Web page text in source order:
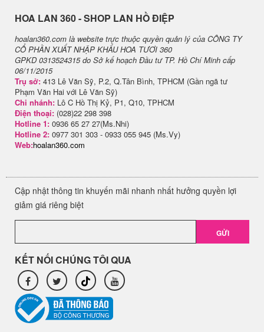
H​OA LAN 360 - SHOP LAN HỒ ĐIỆP
hoalan360.com là website trực thuộc quyền quản lý của CÔNG TY
CỔ PHẦN XUẤT NHẬP KHẨU HOA TƯƠI 360
GPKD 0313524315 do Sở kế hoạch Đầu tư TP. Hồ Chí Minh cấp
06/11/2015
Trụ sở: 413 Lê Văn Sỹ, P.2, Q.Tân Bình, TPHCM (Gần ngã tư
Phạm Văn Hai với Lê Văn Sỹ)
Chi nhánh: Lô C Hồ Thị Kỷ, P1, Q10, TPHCM
Điện thoại: (028)22 298 398
Hotline 1: 0936 65 27 27(Ms.Nhi)
Hotline 2: 0977 301 303 - 0933 055 945 (Ms.Vy)
Web:hoalan360.com
Cập nhật thông tin khuyến mãi nhanh nhất hưởng quyền lợi
giảm giá riêng biệt
GỬI
KẾT NỐI CHÚNG TÔI QUA